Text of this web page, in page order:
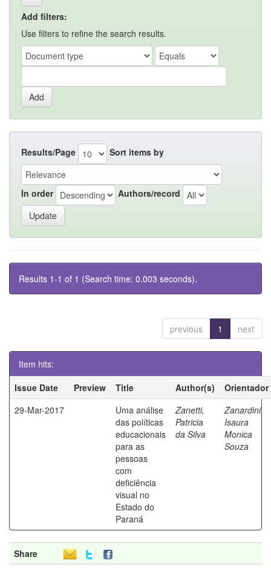
Add filters:
Use filters to refine the search results.
Results/Page Sort items by
In order Authors/record
Results 1-1 of 1 (Search time: 0.003 seconds).
previous 1 next
Item hits:
Issue Date
Preview Title Author(s)
Orientador
29-Mar-2017
Uma análise
das políticas
educacionais
para as
pessoas
com
deficiência
visual no
Estado do
Paraná
Zanetti,
Patricia
da Silva
Zanardini,
Isaura
Monica
Souza
Share